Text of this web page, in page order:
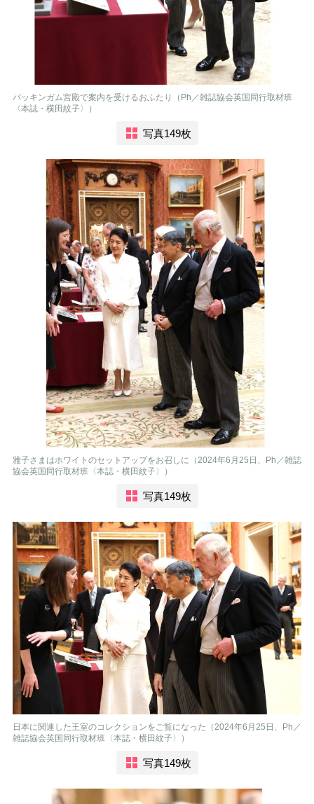
バッキンガム宮殿で案内を受けるおふたり（Ph／雑誌協会英国同行取材班
〈本誌・横田紋子〉）
写真149枚
雅子さまはホワイトのセットアップをお召しに（2024年6月25日、Ph／雑誌
協会英国同行取材班〈本誌・横田紋子〉）
写真149枚
日本に関連した王室のコレクションをご覧になった（2024年6月25日、Ph／
雑誌協会英国同行取材班〈本誌・横田紋子〉）
写真149枚